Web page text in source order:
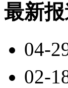
最新
04-
02-